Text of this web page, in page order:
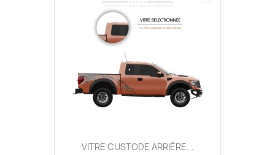
VITRE CUSTODE ARRIÈRE...